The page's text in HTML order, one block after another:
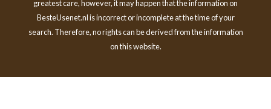
greatest care, however, it may happen that the information on
BesteUsenet.nl is incorrect or incomplete at the time of your
search. Therefore, no rights can be derived from the information
on this website.